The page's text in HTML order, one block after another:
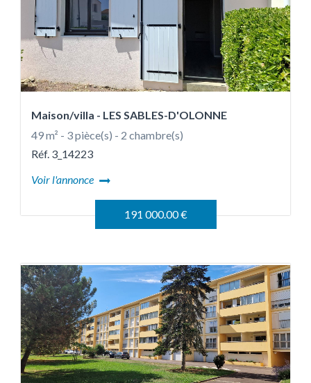
Maison/villa - LES SABLES-D'OLONNE
49 m² - 3 pièce(s) - 2 chambre(s)
Réf. 3_14223
Voir l'annonce
191 000.00 €